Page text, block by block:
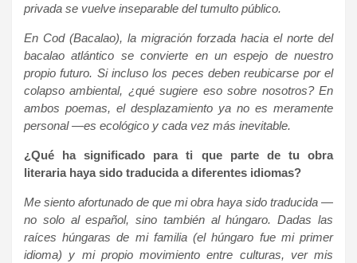
privada se vuelve inseparable del tumulto público.
En Cod (Bacalao), la migración forzada hacia el norte del
bacalao atlántico se convierte en un espejo de nuestro
propio futuro. Si incluso los peces deben reubicarse por el
colapso ambiental, ¿qué sugiere eso sobre nosotros? En
ambos poemas, el desplazamiento ya no es meramente
personal —es ecológico y cada vez más inevitable.
¿Qué ha significado para ti que parte de tu obra
literaria haya sido traducida a diferentes idiomas?
Me siento afortunado de que mi obra haya sido traducida —
no solo al español, sino también al húngaro. Dadas las
raíces húngaras de mi familia (el húngaro fue mi primer
idioma) y mi propio movimiento entre culturas, ver mis